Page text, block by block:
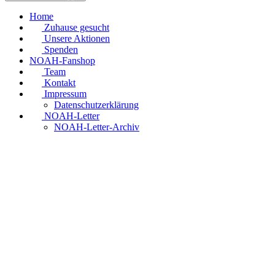
Home
Zuhause gesucht
Unsere Aktionen
Spenden
NOAH-Fanshop
Team
Kontakt
Impressum
Datenschutzerklärung
NOAH-Letter
NOAH-Letter-Archiv